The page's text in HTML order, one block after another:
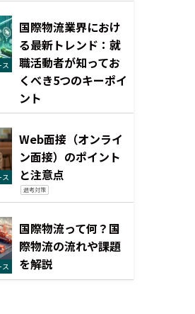
国際物流業界におけ
る最新トレンド：就
職活動者が知ってお
くべき5つのキーポイ
ント
Web面接（オンライ
ン面接）のポイント
と注意点
選考対策
国際物流って何？国
際物流の流れや課題
を解説